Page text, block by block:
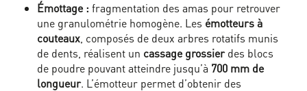
Émottage : fragmentation des amas pour retrouver
une granulométrie homogène. Les émotteurs à
couteaux , composés de deux arbres rotatifs munis
de dents, réalisent un cassage grossierdes blocs
de poudre pouvant atteindre jusqu’à 700 mm de
longueur. L’émotteur permet d’obtenir des